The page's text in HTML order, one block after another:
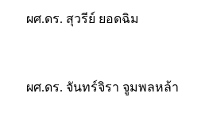
ผศ.ดร. สุวรีย์ ยอดฉิม
ผศ.ดร. จันทร์จิรา จูมพลหล้า